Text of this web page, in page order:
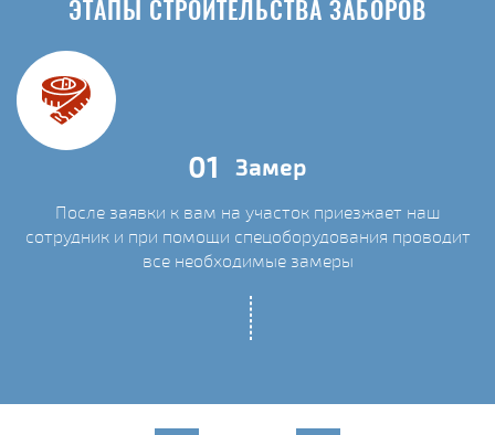
ЭТАПЫ СТРОИТЕЛЬСТВА ЗАБОРОВ
01 Замер
После заявки к вам на участок приезжает наш
сотрудник и при помощи спецоборудования проводит
все необходимые замеры